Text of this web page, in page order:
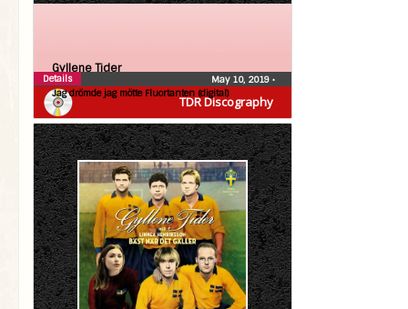
TDR Discography
Gyllene Tider
Jag drömde jag mötte Fluortanten (digital)
May 10, 2019 •
Details